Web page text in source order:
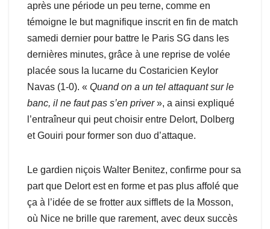
après une période un peu terne, comme en
témoigne le but magnifique inscrit en fin de match
samedi dernier pour battre le Paris SG dans les
dernières minutes, grâce à une reprise de volée
placée sous la lucarne du Costaricien Keylor
Navas (1-0). « Quand on a un tel attaquant sur le
banc, il ne faut pas s’en priver», a ainsi expliqué
l’entraîneur qui peut choisir entre Delort, Dolberg
et Gouiri pour former son duo d’attaque.
Le gardien niçois Walter Benitez, confirme pour sa
part que Delort est en forme et pas plus affolé que
ça à l’idée de se frotter aux sifflets de la Mosson,
où Nice ne brille que rarement, avec deux succès